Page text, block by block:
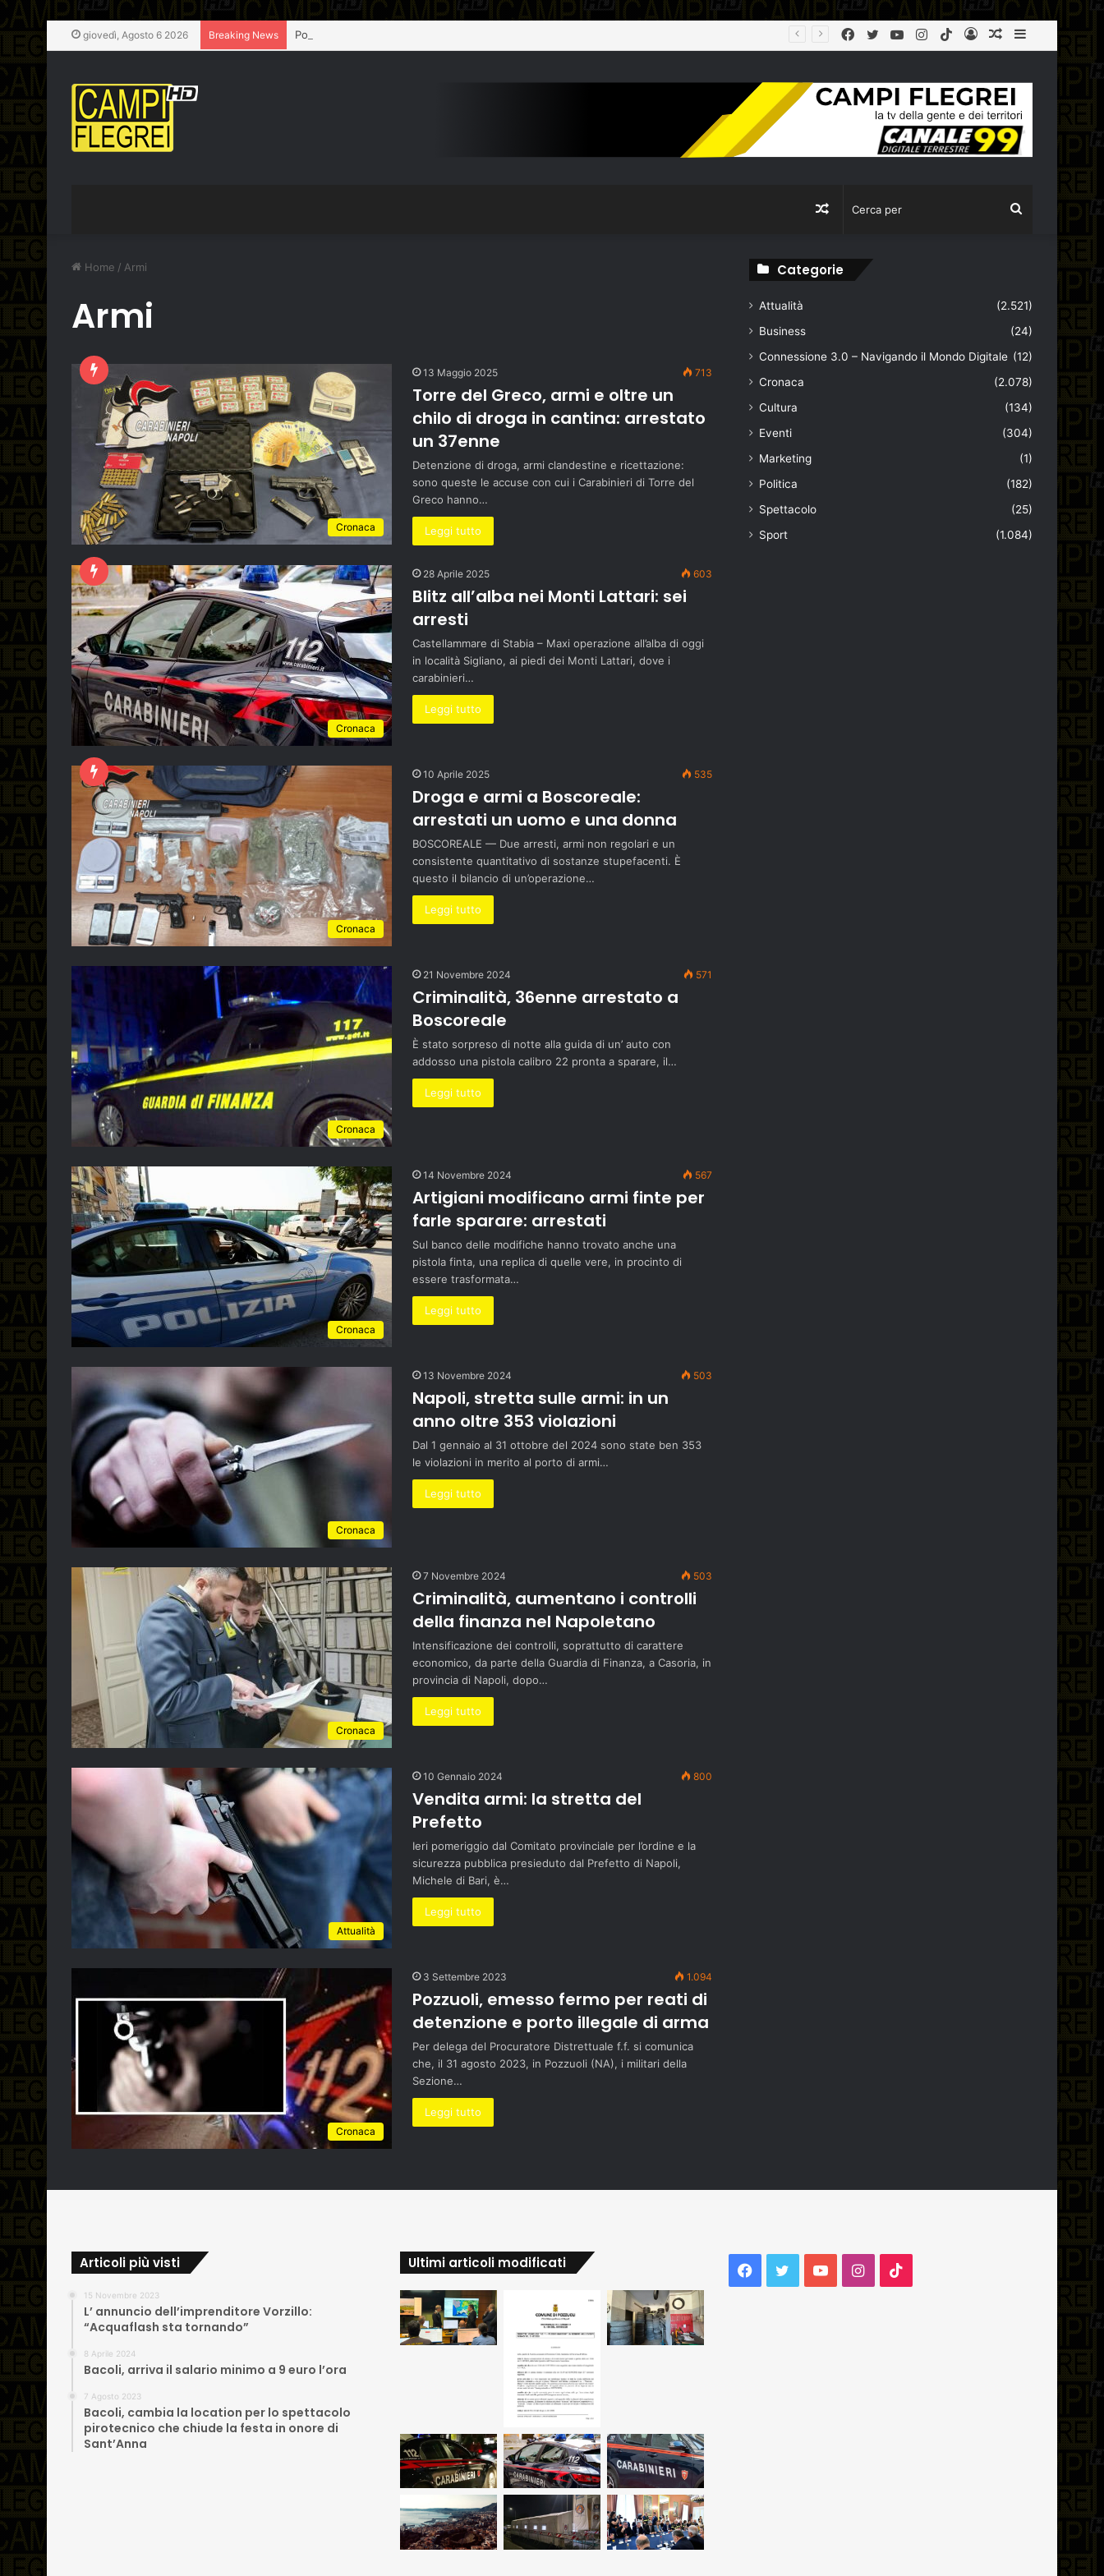
giovedì, Agosto 6 2026 Breaking News Pozzuoli, chiuso il plesso Marconi dopo il terremoto del 31 luglio: edificio dichiarato inagibile Sidebar
Articolo
Log
TikTok
Instagram
YouTube
Twitter
Facebook
Cerca
Articolo
casuale
Home / Armi
Armi
Cronaca
13 Maggio 2025 713
Torre del Greco, armi e oltre un
chilo di droga in cantina: arrestato
un 37enne
Detenzione di droga, armi clandestine e ricettazione:
sono queste le accuse con cui i Carabinieri di Torre del
Greco hanno…
Leggi tutto
Cronaca
28 Aprile 2025 603
Blitz all’alba nei Monti Lattari: sei
arresti
Castellammare di Stabia – Maxi operazione all’alba di oggi
in località Sigliano, ai piedi dei Monti Lattari, dove i
carabinieri…
Leggi tutto
Cronaca
10 Aprile 2025 535
Droga e armi a Boscoreale:
arrestati un uomo e una donna
BOSCOREALE — Due arresti, armi non regolari e un
consistente quantitativo di sostanze stupefacenti. È
questo il bilancio di un’operazione…
Leggi tutto
Cronaca
21 Novembre 2024 571
Criminalità, 36enne arrestato a
Boscoreale
È stato sorpreso di notte alla guida di un’ auto con
addosso una pistola calibro 22 pronta a sparare, il…
Leggi tutto
Cronaca
14 Novembre 2024 567
Artigiani modificano armi finte per
farle sparare: arrestati
Sul banco delle modifiche hanno trovato anche una
pistola finta, una replica di quelle vere, in procinto di
essere trasformata…
Leggi tutto
Cronaca
13 Novembre 2024 503
Napoli, stretta sulle armi: in un
anno oltre 353 violazioni
Dal 1 gennaio al 31 ottobre del 2024 sono state ben 353
le violazioni in merito al porto di armi…
Leggi tutto
Cronaca
7 Novembre 2024 503
Criminalità, aumentano i controlli
della finanza nel Napoletano
Intensificazione dei controlli, soprattutto di carattere
economico, da parte della Guardia di Finanza, a Casoria, in
provincia di Napoli, dopo…
Leggi tutto
Attualità
10 Gennaio 2024 800
Vendita armi: la stretta del
Prefetto
Ieri pomeriggio dal Comitato provinciale per l’ordine e la
sicurezza pubblica presieduto dal Prefetto di Napoli,
Michele di Bari, è…
Leggi tutto
Cronaca
3 Settembre 2023 1.094
Pozzuoli, emesso fermo per reati di
detenzione e porto illegale di arma
Per delega del Procuratore Distrettuale f.f. si comunica
che, il 31 agosto 2023, in Pozzuoli (NA), i militari della
Sezione…
Leggi tutto
Categorie
Attualità
(2.521)
Business
(24)
Connessione 3.0 – Navigando il Mondo Digitale (12)
Cronaca
(2.078)
Cultura
(134)
Eventi
(304)
Marketing
(1)
Politica
(182)
Spettacolo
(25)
Sport
(1.084)
Articoli più visti
15 Novembre 2023
L’ annuncio dell’imprenditore Vorzillo:
“Acquaflash sta tornando”
8 Aprile 2024
Bacoli, arriva il salario minimo a 9 euro l’ora
7 Agosto 2023
Bacoli, cambia la location per lo spettacolo
pirotecnico che chiude la festa in onore di
Sant’Anna
Ultimi articoli modificati Facebook
TwitterYouTubeInstagram
TikTok